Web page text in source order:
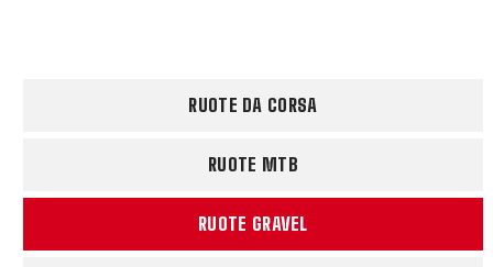
RUOTE DA CORSA
RUOTE MTB
RUOTE GRAVEL